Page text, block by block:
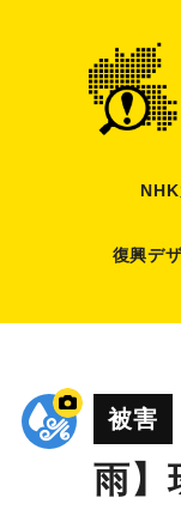
復興デ
被害
雨】